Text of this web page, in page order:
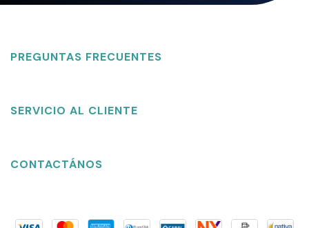
PREGUNTAS FRECUENTES
SERVICIO AL CLIENTE
CONTACTÁNOS